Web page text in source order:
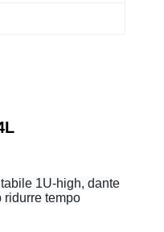
1U-high, dante
ridurre tempo